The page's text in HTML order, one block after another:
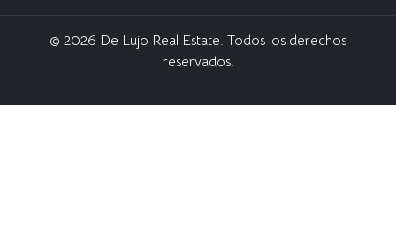
© 2026 De Lujo Real Estate. Todos los derechos
reservados.